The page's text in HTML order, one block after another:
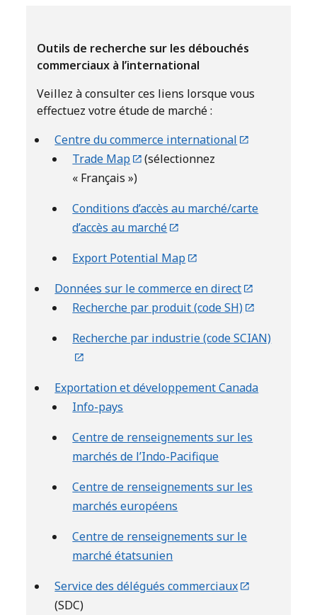
Outils de recherche sur les débouchés
commerciaux à l’international
Veillez à consulter ces liens lorsque vous
effectuez votre étude de marché :
Centre du commerce international
Trade Map
(sélectionnez
« Français »)
Conditions d’accès au marché/carte
d’accès au marché
Export Potential Map
Données sur le commerce en direct
Recherche par produit (code SH)
Recherche par industrie (code SCIAN)
Exportation et développement Canada
Info-pays
Centre de renseignements sur les
marchés de l’Indo-Pacifique
Centre de renseignements sur les
marchés européens
Centre de renseignements sur le
marché étatsunien
Service des délégués commerciaux
(SDC)